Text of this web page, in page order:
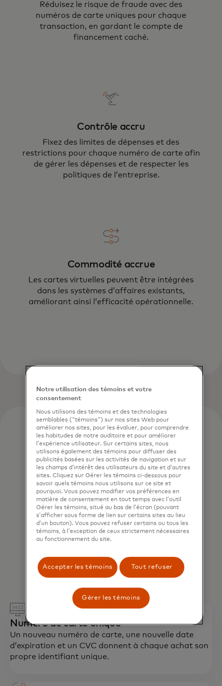
Réduisez le risque de fraude avec des
numéros de carte uniques pour chaque
transaction, en gardant le compte de
financement caché.
Contrôle accru
Fixez des limites de dépenses et des
restrictions pour chaque numéro de carte afin
de gérer les dépenses et de respecter les
politiques de l’entreprise.
Commodité accrue
Les cartes virtuelles peuvent être intégrées
dans les systèmes d’affaires existants,
améliorant ainsi l’efficacité opérationnelle.
Numéro de carte unique
Un nouveau numéro de carte, une nouvelle date
d’expiration et un CVC donnent à chaque achat son
propre identifiant unique.
Notre utilisation des témoins et votre
consentement
Nous utilisons des témoins et des technologies
semblables ("témoins") sur nos sites Web pour
améliorer nos sites, pour les évaluer, pour comprendre
les habitudes de notre auditoire et pour améliorer
l’expérience utilisateur. Sur certains sites, nous
utilisons également des témoins pour diffuser des
publicités basées sur les activités de navigation et sur
les champs d’intérêt des utilisateurs du site et d’autres
sites. Cliquez sur Gérer les témoins ci-dessous pour
savoir quels témoins nous utilisons sur ce site et
pourquoi. Vous pouvez modifier vos préférences en
matière de consentement en tout temps avec l’outil
Gérer les témoins, situé au bas de l’écran (pouvant
s’afficher sous forme de lien sur certains sites au lieu
d’un bouton). Vous pouvez refuser certains ou tous les
témoins, à l’exception de ceux strictement nécessaires
au fonctionnement du site.
Accepter les témoins Tout refuser
Gérer les témoins